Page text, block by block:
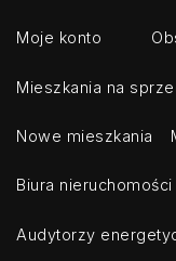
Moje konto
Mieszkania na
Nowe mieszkania
Biura nieruchomości
Audytorzy